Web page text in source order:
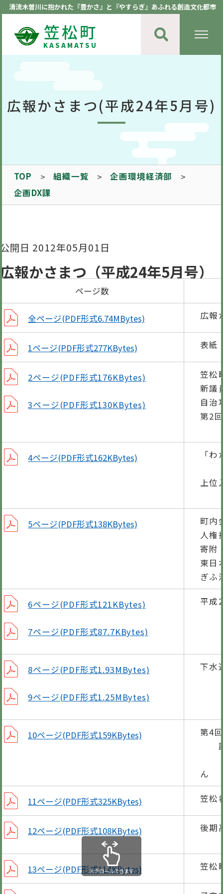
清流木曽川に抱かれた『豊かさ』と『やすらぎ』あふれる創造文化都市
笠松町
KASAMATSU
広報かさまつ(平成24年5月号)
TOP 組織一覧
企画環境経済部
企画DX課
公開日 2012年05月01日
広報かさまつ（平成24年5月号）
ページ数
全ページ(PDF形式6.74MBytes) 広報
1ページ(PDF形式277KBytes) 表紙
2ページ(PDF形式176KBytes)
3ページ(PDF形式130KBytes)
笠
新議
自治
第2
4ページ(PDF形式162KBytes)
「
上位
5ページ(PDF形式138KBytes)
町内
人
寄附
東日
ぎふ
6ページ(PDF形式121KBytes)
7ページ(PDF形式87.7KBytes)
平成
8ページ(PDF形式1.93MBytes)
9ページ(PDF形式1.25MBytes)
下水
10ページ(PDF形式159KBytes)
第4
講
ん
11ページ(PDF形式325KBytes) 笠松
12ページ(PDF形式108KBytes)
後期
13ページ(PDF形式114KBytes) 笠松
スクロールできます